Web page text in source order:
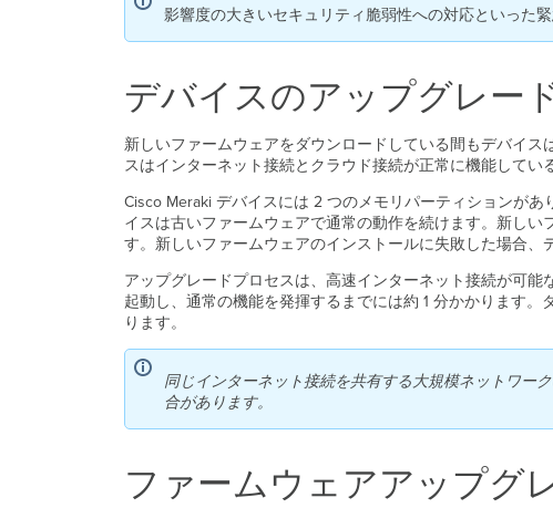
影響度の大きいセキュリティ脆弱性への対応といった
デバイスのアップグレー
新しいファームウェアをダウンロードしている間もデバイ
スはインターネット接続とクラウド接続が正常に機能してい
Cisco Meraki デバイスには 2 つのメモリパーティションが
イスは古いファームウェアで通常の動作を続けます。新し
す。新しいファームウェアのインストールに失敗した場合、
アップグレードプロセスは、高速インターネット接続が可
起動し、通常の機能を発揮するまでには約 1 分かかります
ります。
同じインターネット接続を共有する大規模ネットワー
合があります。
ファームウェアアップグ